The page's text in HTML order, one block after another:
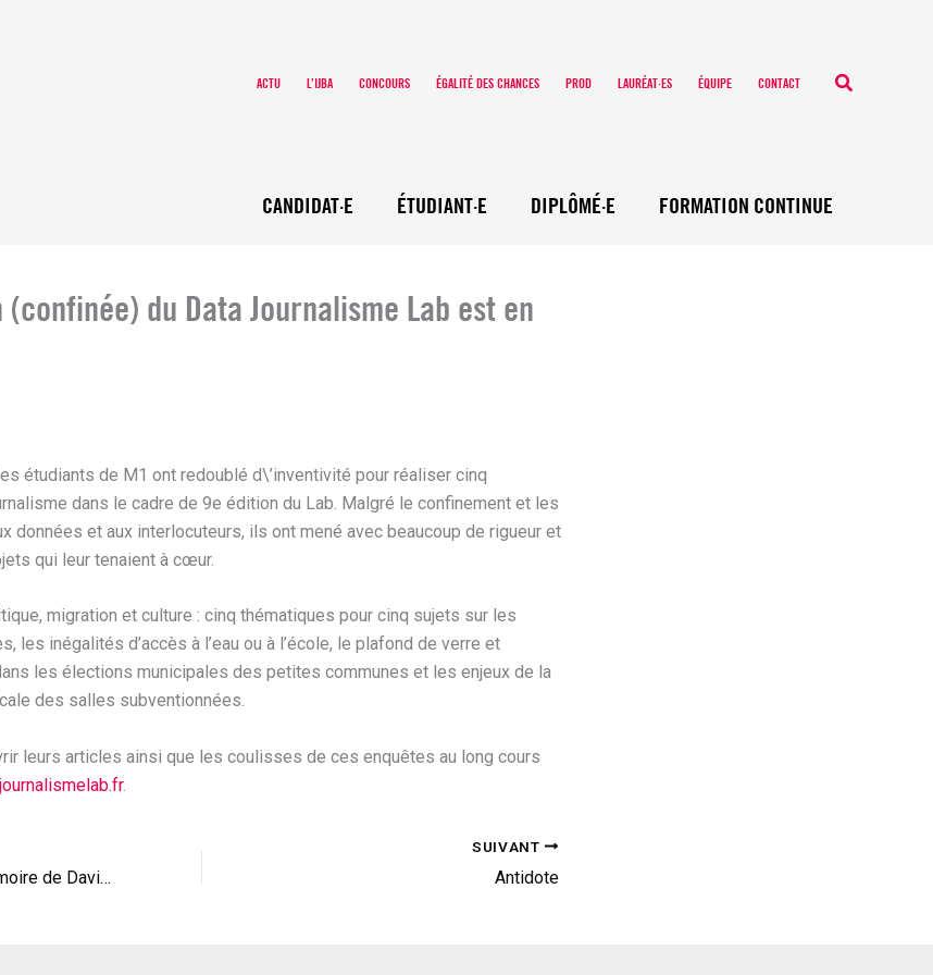
ACTU L’IJBA CONCOURS ÉGALITÉ DES CHANCES PROD LAURÉAT·ES ÉQUIPE CONTACT
CANDIDAT·E ÉTUDIANT·E DIPLÔMÉ·E FORMATION CONTINUE
du Data Journalisme Lab est en
étudiants de M1 ont redoublé d\’inventivité pour réaliser cinq
dans le cadre de 9e édition du Lab. Malgré le confinement et les
données et aux interlocuteurs, ils ont mené avec beaucoup de rigueur et
qui leur tenaient à cœur.
migration et culture : cinq thématiques pour cinq sujets sur les
les inégalités d’accès à l’eau ou à l’école, le plafond de verre et
les élections municipales des petites communes et les enjeux de la
des salles subventionnées.
leurs articles ainsi que les coulisses de ces enquêtes au long cours
.
L\’IJBA salue la mémoire de David Meilhac
SUIVANT
Antidote